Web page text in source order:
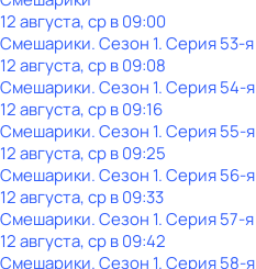
12 августа, ср в 09:00
Смешарики. Сезон 1. Серия 53-я
12 августа, ср в 09:08
Смешарики. Сезон 1. Серия 54-я
12 августа, ср в 09:16
Смешарики. Сезон 1. Серия 55-я
12 августа, ср в 09:25
Смешарики. Сезон 1. Серия 56-я
12 августа, ср в 09:33
Смешарики. Сезон 1. Серия 57-я
12 августа, ср в 09:42
Смешарики. Сезон 1. Серия 58-я